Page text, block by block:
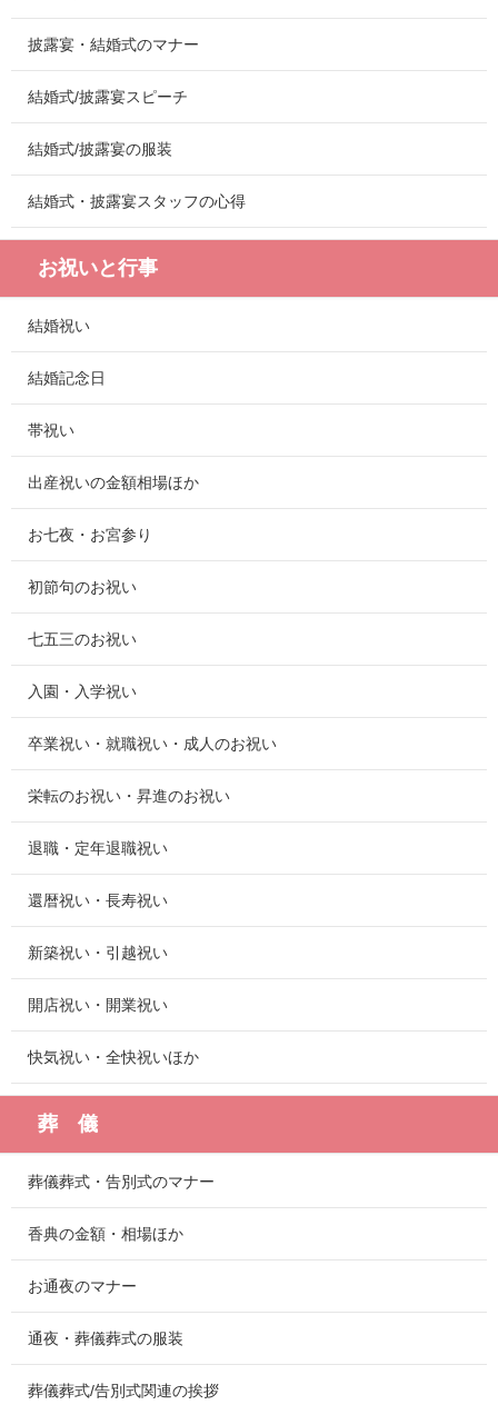
披露宴・結婚式のマナー
結婚式/披露宴スピーチ
結婚式/披露宴の服装
結婚式・披露宴スタッフの心得
お祝いと行事
結婚祝い
結婚記念日
帯祝い
出産祝いの金額相場ほか
お七夜・お宮参り
初節句のお祝い
七五三のお祝い
入園・入学祝い
卒業祝い・就職祝い・成人のお祝い
栄転のお祝い・昇進のお祝い
退職・定年退職祝い
還暦祝い・長寿祝い
新築祝い・引越祝い
開店祝い・開業祝い
快気祝い・全快祝いほか
葬 儀
葬儀葬式・告別式のマナー
香典の金額・相場ほか
お通夜のマナー
通夜・葬儀葬式の服装
葬儀葬式/告別式関連の挨拶